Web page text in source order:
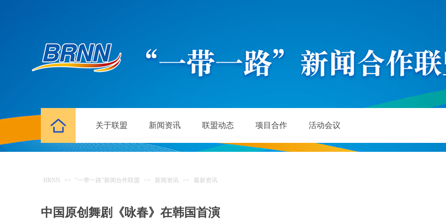
关于联盟 新闻资讯 联盟动态 项目合作 活动会议
BRNN >> “一带一路”新闻合作联盟 >> 新闻资讯 >> 最新资讯
中国原创舞剧《咏春》在韩国首演